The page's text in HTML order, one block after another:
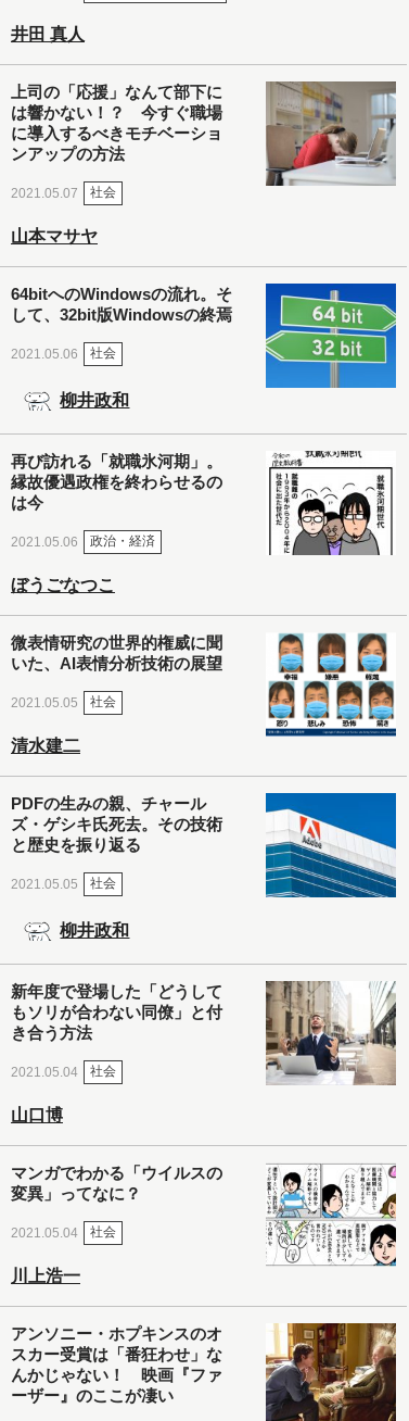
井田 真人
上司の「応援」なんて部下に
は響かない！？ 今すぐ職場
に導入するべきモチベーショ
ンアップの方法
2021.05.07 社会
山本マサヤ
64bitへのWindowsの流れ。そ
して、32bit版Windowsの終焉
2021.05.06 社会
柳井政和
再び訪れる「就職氷河期」。
縁故優遇政権を終わらせるの
は今
2021.05.06 政治・経済
ぼうごなつこ
微表情研究の世界的権威に聞
いた、AI表情分析技術の展望
2021.05.05 社会
清水建二
PDFの生みの親、チャール
ズ・ゲシキ氏死去。その技術
と歴史を振り返る
2021.05.05 社会
柳井政和
新年度で登場した「どうして
もソリが合わない同僚」と付
き合う方法
2021.05.04 社会
山口博
マンガでわかる「ウイルスの
変異」ってなに？
2021.05.04 社会
川上浩一
アンソニー・ホプキンスのオ
スカー受賞は「番狂わせ」な
んかじゃない！ 映画『ファ
ーザー』のここが凄い